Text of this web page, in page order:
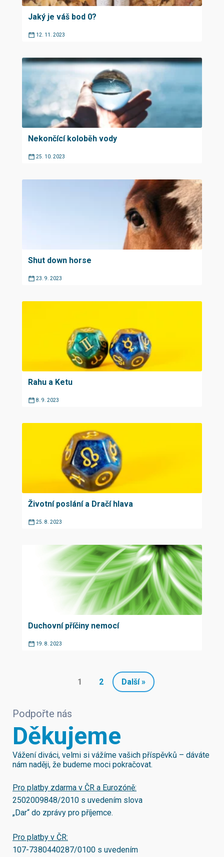
Jaký je váš bod 0?
12. 11. 2023
Nekončící koloběh vody
25. 10. 2023
Shut down horse
23. 9. 2023
Rahu a Ketu
8. 9. 2023
Životní poslání a Dračí hlava
25. 8. 2023
Duchovní příčiny nemocí
19. 8. 2023
1 2 Další »
Podpořte nás
Děkujeme
Vážení diváci, velmi si vážíme vašich příspěvků – dáváte
nám naději, že budeme moci pokračovat.
Pro platby zdarma v ČR a Eurozóně:
2502009848/2010 s uvedením slova
„Dar“ do zprávy pro příjemce.
Pro platby v ČR:
107-7380440287/0100 s uvedením